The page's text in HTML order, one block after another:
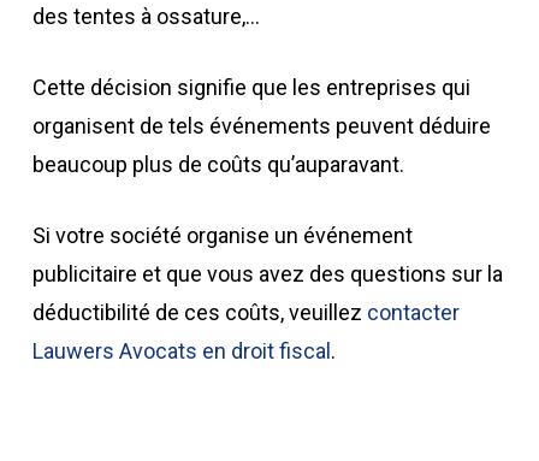
des tentes à ossature,…
Cette décision signifie que les entreprises qui
organisent de tels événements peuvent déduire
beaucoup plus de coûts qu’auparavant.
Si votre société organise un événement
publicitaire et que vous avez des questions sur la
déductibilité de ces coûts, veuillez contacter
Lauwers Avocats en droit fiscal .